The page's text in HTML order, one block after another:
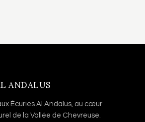
ANDALUS
Écuries Al Andalus, au cœur
de la Vallée de Chevreuse.